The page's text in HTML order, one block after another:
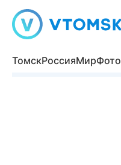
ТомскРоссияМирФото